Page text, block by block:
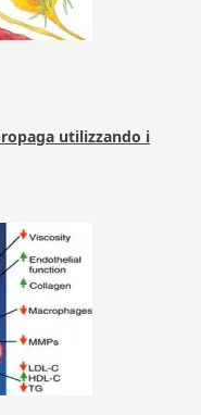
utilizzando i